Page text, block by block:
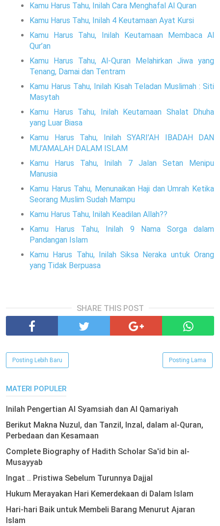
Kamu Harus Tahu, Inilah Cara Menghafal Al Quran
Kamu Harus Tahu, Inilah 4 Keutamaan Ayat Kursi
Kamu Harus Tahu, Inilah Keutamaan Membaca Al
Qur’an
Kamu Harus Tahu, Al-Quran Melahirkan Jiwa yang
Tenang, Damai dan Tentram
Kamu Harus Tahu, Inilah Kisah Teladan Muslimah : Siti
Masytah
Kamu Harus Tahu, Inilah Keutamaan Shalat Dhuha
yang Luar Biasa
Kamu Harus Tahu, Inilah SYARI’AH IBADAH DAN
MU’AMALAH DALAM ISLAM
Kamu Harus Tahu, Inilah 7 Jalan Setan Menipu
Manusia
Kamu Harus Tahu, Menunaikan Haji dan Umrah Ketika
Seorang Muslim Sudah Mampu
Kamu Harus Tahu, Inilah Keadilan Allah??
Kamu Harus Tahu, Inilah 9 Nama Sorga dalam
Pandangan Islam
Kamu Harus Tahu, Inilah Siksa Neraka untuk Orang
yang Tidak Berpuasa
SHARE THIS POST
Posting Lebih Baru Posting Lama
MATERI POPULER
Inilah Pengertian Al Syamsiah dan Al Qamariyah
Berikut Makna Nuzul, dan Tanzil, Inzal, dalam al-Quran,
Perbedaan dan Kesamaan
Complete Biography of Hadith Scholar Sa'id bin al-
Musayyab
Ingat .. Pristiwa Sebelum Turunnya Dajjal
Hukum Merayakan Hari Kemerdekaan di Dalam Islam
Hari-hari Baik untuk Membeli Barang Menurut Ajaran
Islam